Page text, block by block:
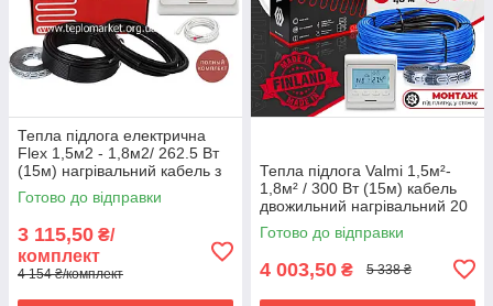
Тепла підлога електрична
Flex 1,5м2 - 1,8м2/ 262.5 Вт
(15м) нагрівальний кабель з
програмованим
терморегулятором E51
Готово до відправки
3 115,50 ₴/
комплект
4 154 ₴/комплект
Тепла підлога Valmi 1,5м²-
1,8м² / 300 Вт (15м) кабель
двожильний нагрівальний 20
Вт/м з терморегулятором E51
Готово до відправки
4 003,50 ₴ 5 338 ₴